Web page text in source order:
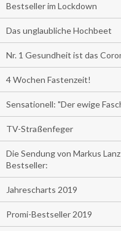
Bestseller im Lockdown
Das unglaubliche Hochbeet
Nr. 1 Gesundheit ist das
4 Wochen Fastenzeit!
Sensationell: "Der ewige
TV-Straßenfeger
Die Sendung von Markus
Bestseller:
Jahrescharts 2019
Promi-Bestseller 2019